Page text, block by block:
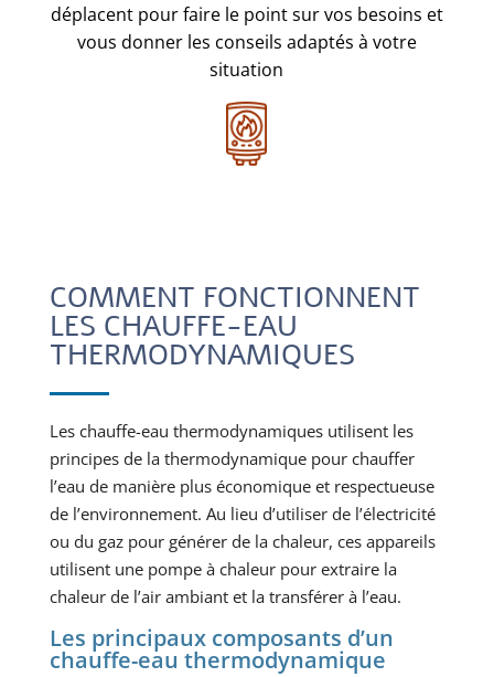
déplacent pour faire le point sur vos besoins et
vous donner les conseils adaptés à votre
situation
COMMENT FONCTIONNENT
LES CHAUFFE-EAU
THERMODYNAMIQUES
Les chauffe-eau thermodynamiques utilisent les
principes de la thermodynamique pour chauffer
l’eau de manière plus économique et respectueuse
de l’environnement. Au lieu d’utiliser de l’électricité
ou du gaz pour générer de la chaleur, ces appareils
utilisent une pompe à chaleur pour extraire la
chaleur de l’air ambiant et la transférer à l’eau.
Les principaux composants d’un
chauffe-eau thermodynamique